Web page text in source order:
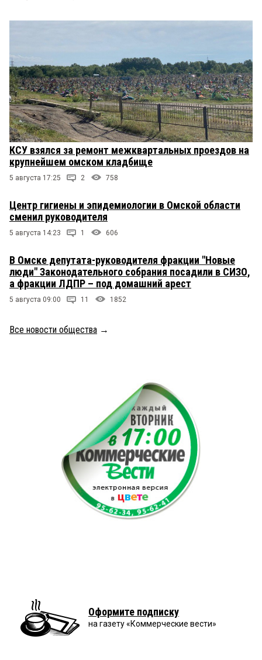
КСУ взялся за ремонт межквартальных проездов на
крупнейшем омском кладбище
5 августа 17:25 2 758
Центр гигиены и эпидемиологии в Омской области
сменил руководителя
5 августа 14:23 1 606
В Омске депутата-руководителя фракции "Новые
люди" Законодательного собрания посадили в СИЗО,
а фракции ЛДПР – под домашний арест
5 августа 09:00 11 1852
Все новости общества →
Оформите подписку
на газету «Коммерческие вести»